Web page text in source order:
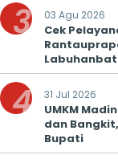
3 03 Agu 2026
Cek
Prima
4 31 Jul 2026
UMKM
dan
Bupati